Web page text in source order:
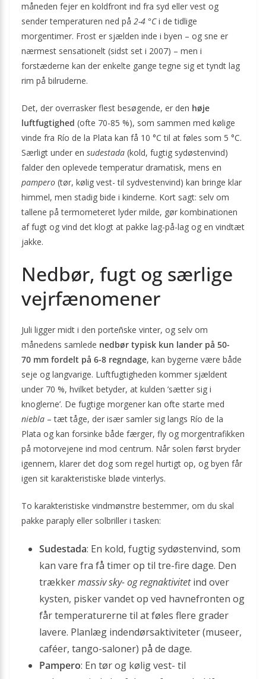
måneden fejer en koldfront ind fra syd eller vest og
sender temperaturen ned på 2-4 °Ci de tidlige
morgentimer. Frost er sjælden inde i byen – og sne er
nærmest sensationelt (sidst set i 2007) – men i
forstæderne kan der enkelte gange tegne sig et tyndt lag
rim på bilruderne.
Det, der overrasker flest besøgende, er den høje
luftfugtighed (ofte 70-85 %), som sammen med kølige
vinde fra Río de la Plata kan få 10 °C til at føles som 5 °C.
Særligt under en sudestada (kold, fugtig sydøstenvind)
falder den oplevede temperatur dramatisk, mens en
pampero (tør, kølig vest- til sydvestenvind) kan bringe klar
himmel, men stadig bide i kinderne. Kort sagt: selv om
tallene på termometeret lyder milde, gør kombinationen
af fugt og vind det klogt at pakke lag-på-lag og en vindtæt
jakke.
Nedbør, fugt og særlige
vejrfænomener
Juli ligger midt i den porteñske vinter, og selv om
månedens samlede nedbør typisk kun lander på 50-
70 mm fordelt på 6-8 regndage, kan bygerne være både
seje og langvarige. Luftfugtigheden kommer sjældent
under 70 %, hvilket betyder, at kulden ’sætter sig i
knoglerne’. De fugtige morgener kan ofte starte med
niebla – tæt tåge, der især samler sig langs Río de la
Plata og kan forsinke både færger, fly og morgentrafikken
på motorvejene ind mod centrum. Når solen først bryder
igennem, klarer det dog som regel hurtigt op, og byen får
igen sit karakteristiske bløde vinterlys.
To karakteristiske vindmønstre bestemmer, om du skal
pakke paraply eller solbriller i tasken:
Sudestada: En kold, fugtig sydøstenvind, som
kan vare fra få timer op til tre-fire dage. Den
trækkermassiv sky- og regnaktivitetind over
kysten, pisker vandet op ved havnefronten og
får temperaturerne til at føles flere grader
lavere. Planlæg indendørsaktiviteter (museer,
caféer, tango-saloner) på de dage.
Pampero: En tør og kølig vest- til